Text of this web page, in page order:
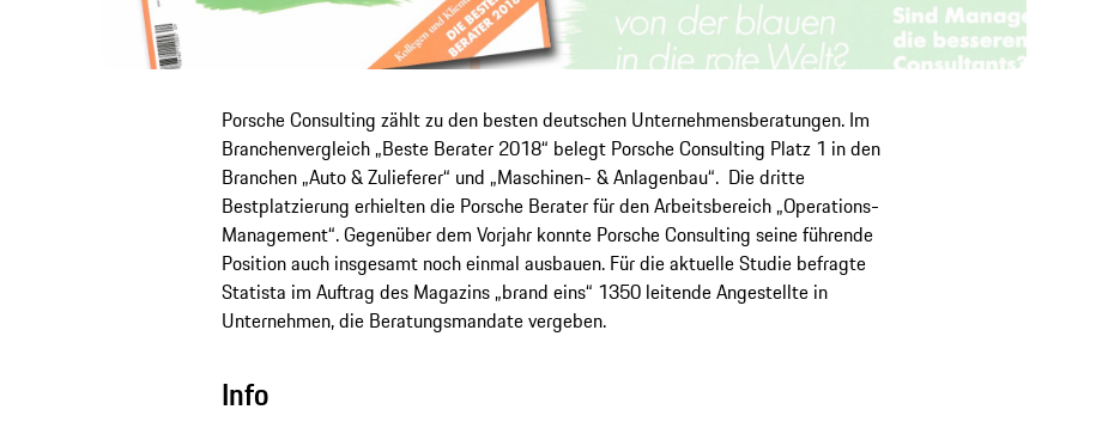
Porsche Consulting zählt zu den besten deutschen Unternehmensberatungen. Im
Branchenvergleich „Beste Berater 2018“ belegt Porsche Consulting Platz 1 in den
Branchen „Auto & Zulieferer“ und „Maschinen- & Anlagenbau“. Die dritte
Bestplatzierung erhielten die Porsche Berater für den Arbeitsbereich „Operations-
Management“. Gegenüber dem Vorjahr konnte Porsche Consulting seine führende
Position auch insgesamt noch einmal ausbauen. Für die aktuelle Studie befragte
Statista im Auftrag des Magazins „brand eins“ 1350 leitende Angestellte in
Unternehmen, die Beratungsmandate vergeben.
Info